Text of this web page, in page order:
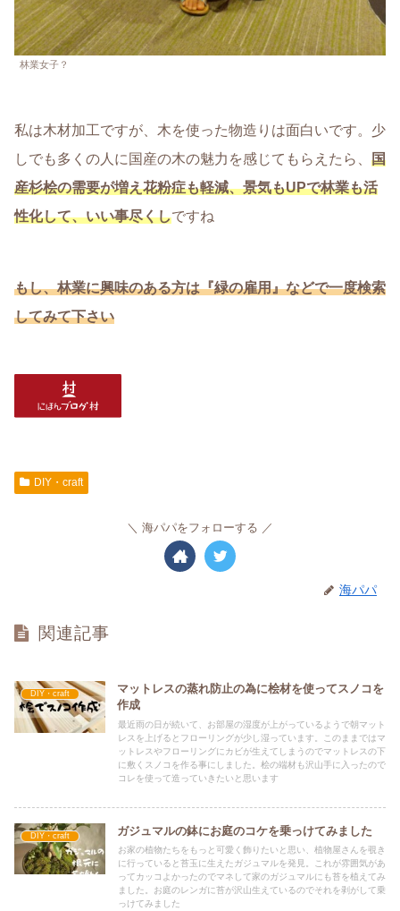
林業女子？
私は木材加工ですが、木を使った物造りは面白いです。少
しでも多くの人に国産の木の魅力を感じてもらえたら、 国
産杉桧の需要が増え花粉症も軽減、景気もUPで林業も活
性化して、いい事尽くしですね
もし、林業に興味のある方は『緑の雇用』などで一度検索
してみて下さい
DIY・craft
海パパをフォローする
海パパ
関連記事
DIY・craft
マットレスの蒸れ防止の為に桧材を使ってスノコを
作成
最近雨の日が続いて、お部屋の湿度が上がっているようで朝マット
レスを上げるとフローリングが少し湿っています。このままではマ
ットレスやフローリングにカビが生えてしまうのでマットレスの下
に敷くスノコを作る事にしました。桧の端材も沢山手に入ったので
コレを使って造っていきたいと思います
DIY・craft ガジュマルの鉢にお庭のコケを乗っけてみました
お家の植物たちをもっと可愛く飾りたいと思い、植物屋さんを覗き
に行っていると苔玉に生えたガジュマルを発見。これが雰囲気があ
ってカッコよかったのでマネして家のガジュマルにも苔を植えてみ
ました。お庭のレンガに苔が沢山生えているのでそれを剥がして乗
っけてみました